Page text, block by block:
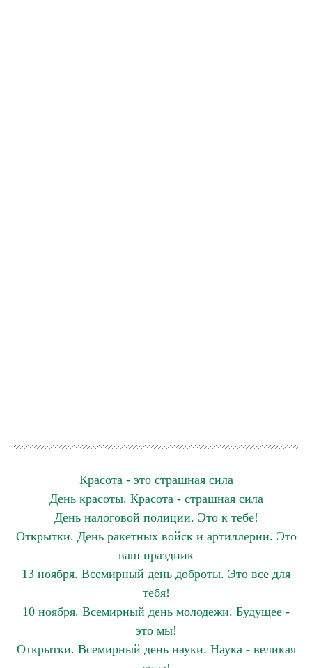
Красота - это страшная сила
День красоты. Красота - страшная сила
День налоговой полиции. Это к тебе!
Открытки. День ракетных войск и артиллерии. Это
ваш праздник
13 ноября. Всемирный день доброты. Это все для
тебя!
10 ноября. Всемирный день молодежи. Будущее -
это мы!
Открытки. Всемирный день науки. Наука - великая